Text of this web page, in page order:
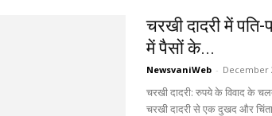
चरखी दादरी में
में पैसों के...
NewsvaniWeb - December
चरखी दादरी: रुपये के विवाद के
चरखी दादरी से एक दुखद और